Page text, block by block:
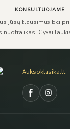
KONSULTUOJAME
jūsų klausimus bei
Gyvai